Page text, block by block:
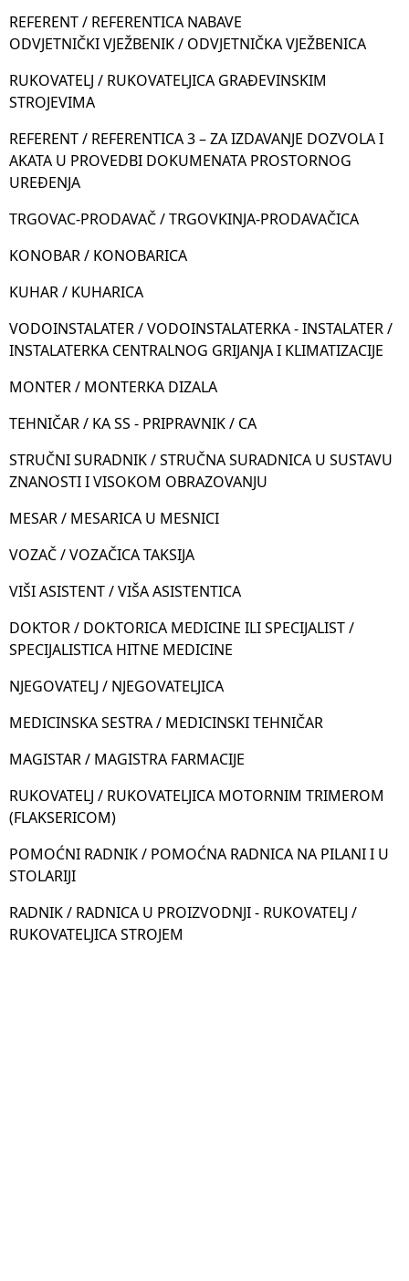
REFERENT / REFERENTICA NABAVE
ODVJETNIČKI VJEŽBENIK / ODVJETNIČKA VJEŽBENICA
RUKOVATELJ / RUKOVATELJICA GRAĐEVINSKIM
STROJEVIMA
REFERENT / REFERENTICA 3 – ZA IZDAVANJE DOZVOLA I
AKATA U PROVEDBI DOKUMENATA PROSTORNOG
UREĐENJA
TRGOVAC-PRODAVAČ / TRGOVKINJA-PRODAVAČICA
KONOBAR / KONOBARICA
KUHAR / KUHARICA
VODOINSTALATER / VODOINSTALATERKA - INSTALATER /
INSTALATERKA CENTRALNOG GRIJANJA I KLIMATIZACIJE
MONTER / MONTERKA DIZALA
TEHNIČAR / KA SS - PRIPRAVNIK / CA
STRUČNI SURADNIK / STRUČNA SURADNICA U SUSTAVU
ZNANOSTI I VISOKOM OBRAZOVANJU
MESAR / MESARICA U MESNICI
VOZAČ / VOZAČICA TAKSIJA
VIŠI ASISTENT / VIŠA ASISTENTICA
DOKTOR / DOKTORICA MEDICINE ILI SPECIJALIST /
SPECIJALISTICA HITNE MEDICINE
NJEGOVATELJ / NJEGOVATELJICA
MEDICINSKA SESTRA / MEDICINSKI TEHNIČAR
MAGISTAR / MAGISTRA FARMACIJE
RUKOVATELJ / RUKOVATELJICA MOTORNIM TRIMEROM
(FLAKSERICOM)
POMOĆNI RADNIK / POMOĆNA RADNICA NA PILANI I U
STOLARIJI
RADNIK / RADNICA U PROIZVODNJI - RUKOVATELJ /
RUKOVATELJICA STROJEM